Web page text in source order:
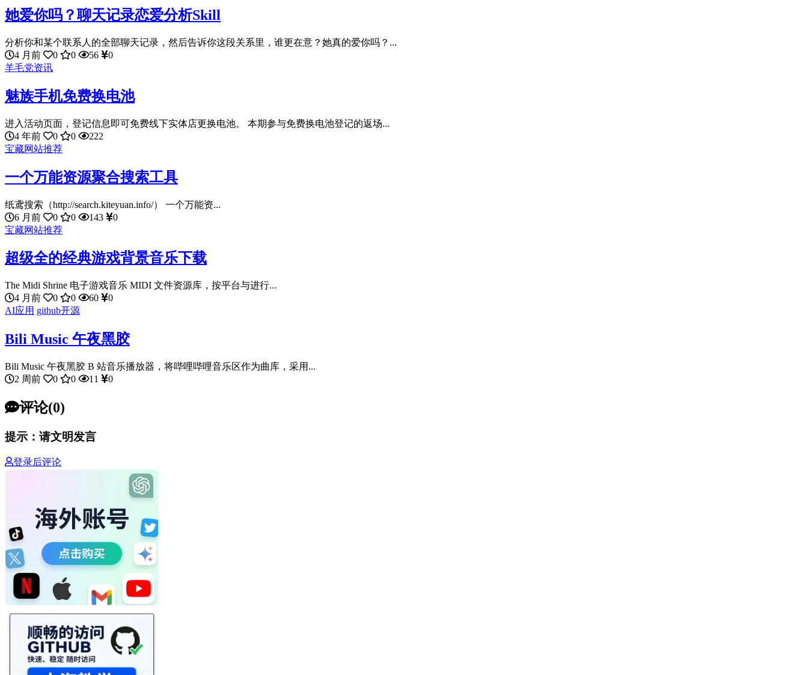
她爱你吗？聊天记录恋爱分析Skill
分析你和某个联系人的全部聊天记录，然后告诉你这段关系里，谁更在意？她真的爱你吗？...
4 月前
0 0 56
0
羊毛党资讯
魅族手机免费换电池
进入活动页面，登记信息即可免费线下实体店更换电池。 本期参与免费换电池登记的返场...
4 年前
0 0
222
宝藏网站推荐
一个万能资源聚合搜索工具
纸鸢搜索（http://search.kiteyuan.info/） 一个万能资...
6 月前
0 0 143
0
宝藏网站推荐
超级全的经典游戏背景音乐下载
The Midi Shrine 电子游戏音乐 MIDI 文件资源库，按平台与进行...
4 月前
0 0 60
0
AI应用 github开源
Bili Music 午夜黑胶
Bili Music 午夜黑胶 B 站音乐播放器，将哔哩哔哩音乐区作为曲库，采用...
2 周前
0 0 11 0
评论(0)
提示：请文明发言
登录后评论